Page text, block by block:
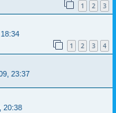
1 2 3
1 2 3 4
23:37
20:38